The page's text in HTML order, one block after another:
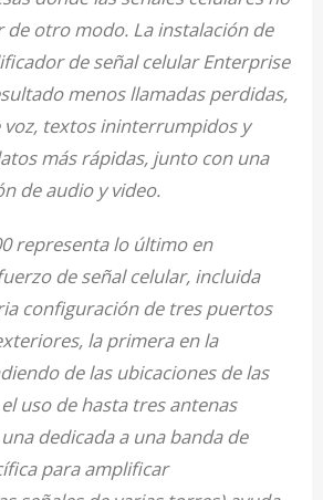
otro modo. La instalación de
de señal celular Enterprise
menos llamadas perdidas,
textos ininterrumpidos y
más rápidas, junto con una
de audio y video.
representa lo último en
de señal celular, incluida
configuración de tres puertos
la primera en la
de las ubicaciones de las
uso de hasta tres antenas
dedicada a una banda de
para amplificar